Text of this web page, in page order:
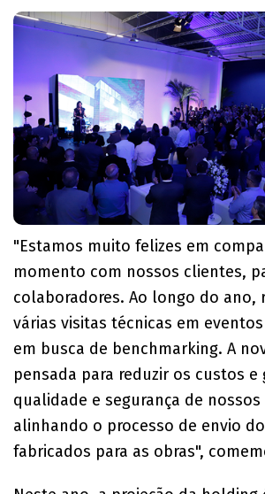
"Estamos muito felizes em
momento com nossos clientes,
colaboradores. Ao longo do ano,
várias visitas técnicas em
em busca de benchmarking. A
pensada para reduzir os custos e
qualidade e segurança de
alinhando o processo de envio
fabricados para as obras",